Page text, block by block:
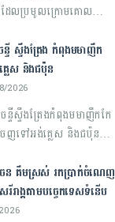
ដែលប្រមូលក្រោមគោល
ទី ស្ទឹងត្រែង កំពុងមមាញឹក
េស និងជប៉ុន
2026
ន្ទីស្ទឹងត្រែងកំពុងមមាញឹកកែ
ចេញទៅអង់គ្លេស និងជប៉ុន
ន គឹមស្រស់ រកប្រាក់ចំណេញ
រាង្គតាមបច្ចេកទេសទំនើប